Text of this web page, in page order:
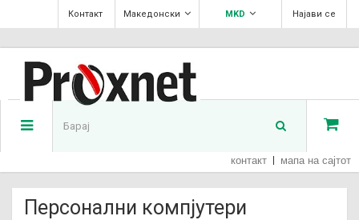
Најави се
MKD
Македонски
Контакт
контакт мапа на сајтот
Персонални компјутери